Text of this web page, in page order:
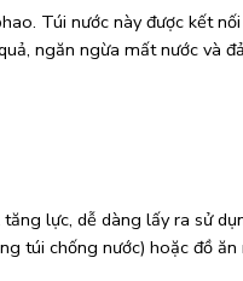
Túi nước này được kết
ngăn ngừa mất nước và
lực, dễ dàng lấy ra sử
túi chống nước) hoặc đồ ăn